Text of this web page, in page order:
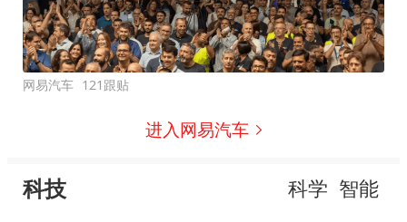
网易汽车 121跟贴
进入网易汽车
科技 科学 智能